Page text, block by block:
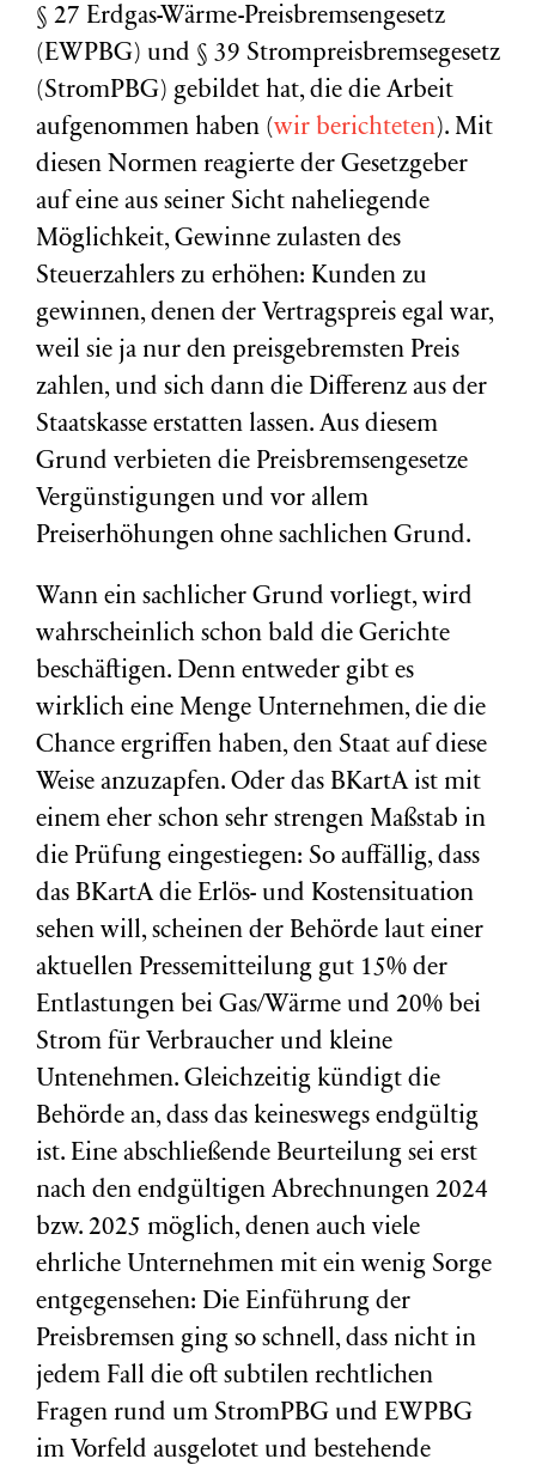
§ 27 Erdgas-Wärme-Preisbremsengesetz
(EWPBG) und § 39 Strompreisbremsegesetz
(StromPBG) gebildet hat, die die Arbeit
aufgenommen haben (wir berichteten). Mit
diesen Normen reagierte der Gesetzgeber
auf eine aus seiner Sicht naheliegende
Möglichkeit, Gewinne zulasten des
Steuerzahlers zu erhöhen: Kunden zu
gewinnen, denen der Vertragspreis egal war,
weil sie ja nur den preisgebremsten Preis
zahlen, und sich dann die Differenz aus der
Staatskasse erstatten lassen. Aus diesem
Grund verbieten die Preisbremsengesetze
Vergünstigungen und vor allem
Preiserhöhungen ohne sachlichen Grund.
Wann ein sachlicher Grund vorliegt, wird
wahrscheinlich schon bald die Gerichte
beschäftigen. Denn entweder gibt es
wirklich eine Menge Unternehmen, die die
Chance ergriffen haben, den Staat auf diese
Weise anzuzapfen. Oder das BKartA ist mit
einem eher schon sehr strengen Maßstab in
die Prüfung eingestiegen: So auffällig, dass
das BKartA die Erlös- und Kostensituation
sehen will, scheinen der Behörde laut einer
aktuellen Pressemitteilung gut 15% der
Entlastungen bei Gas/Wärme und 20% bei
Strom für Verbraucher und kleine
Untenehmen. Gleichzeitig kündigt die
Behörde an, dass das keineswegs endgültig
ist. Eine abschließende Beurteilung sei erst
nach den endgültigen Abrechnungen 2024
bzw. 2025 möglich, denen auch viele
ehrliche Unternehmen mit ein wenig Sorge
entgegensehen: Die Einführung der
Preisbremsen ging so schnell, dass nicht in
jedem Fall die oft subtilen rechtlichen
Fragen rund um StromPBG und EWPBG
im Vorfeld ausgelotet und bestehende